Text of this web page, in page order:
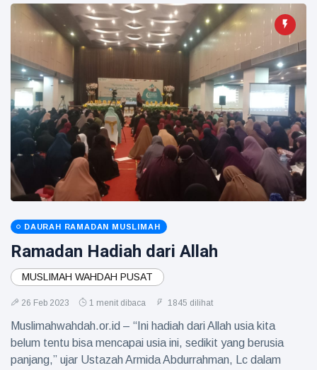
DAURAH RAMADAN MUSLIMAH
Ramadan Hadiah dari Allah
MUSLIMAH WAHDAH PUSAT
26 Feb 2023 1 menit dibaca 1845 dilihat
Muslimahwahdah.or.id – “Ini hadiah dari Allah usia kita
belum tentu bisa mencapai usia ini, sedikit yang berusia
panjang,” ujar Ustazah Armida Abdurrahman, Lc dalam